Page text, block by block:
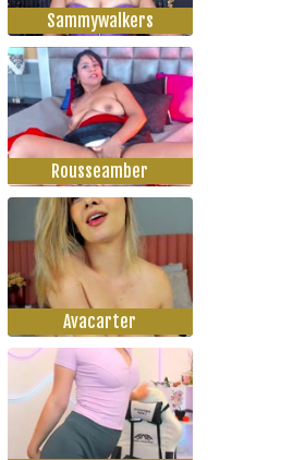
Sammywalkers
Rousseamber
Avacarter